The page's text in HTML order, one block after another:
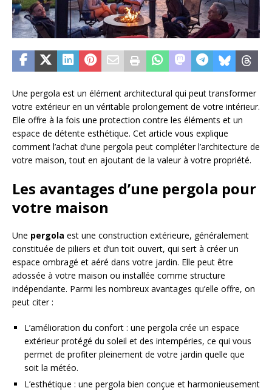
Une pergola est un élément architectural qui peut transformer
votre extérieur en un véritable prolongement de votre intérieur.
Elle offre à la fois une protection contre les éléments et un
espace de détente esthétique. Cet article vous explique
comment l’achat d’une pergola peut compléter l’architecture de
votre maison, tout en ajoutant de la valeur à votre propriété.
Les avantages d’une pergola pour
votre maison
Une pergola est une construction extérieure, généralement
constituée de piliers et d’un toit ouvert, qui sert à créer un
espace ombragé et aéré dans votre jardin. Elle peut être
adossée à votre maison ou installée comme structure
indépendante. Parmi les nombreux avantages qu’elle offre, on
peut citer :
L’amélioration du confort : une pergola crée un espace
extérieur protégé du soleil et des intempéries, ce qui vous
permet de profiter pleinement de votre jardin quelle que
soit la météo.
L’esthétique : une pergola bien conçue et harmonieusement